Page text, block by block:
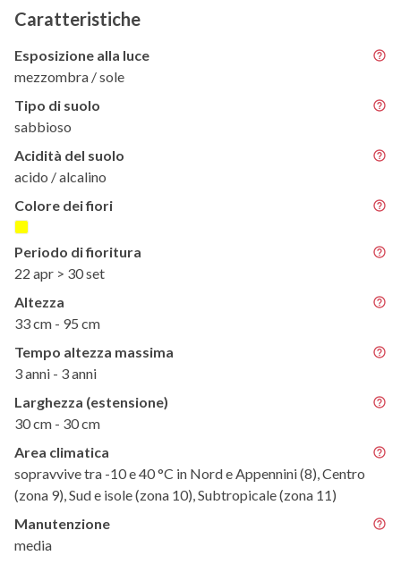
Caratteristiche
Esposizione alla luce
mezzombra / sole
Tipo di suolo
sabbioso
Acidità del suolo
acido / alcalino
Colore dei fiori
Periodo di fioritura
22 apr > 30 set
Altezza
33 cm - 95 cm
Tempo altezza massima
3 anni - 3 anni
Larghezza (estensione)
30 cm - 30 cm
Area climatica
sopravvive tra -10 e 40 °C in Nord e Appennini (8), Centro
(zona 9), Sud e isole (zona 10), Subtropicale (zona 11)
Manutenzione
media